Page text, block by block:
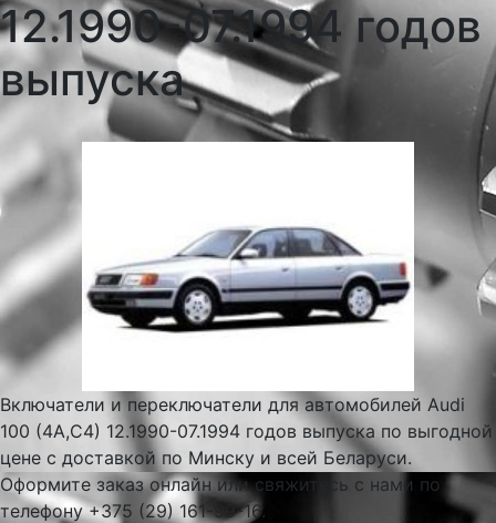
12.1990-07.1994 годов
выпуска
Включатели и переключатели для автомобилей Audi
100 (4A,C4) 12.1990-07.1994 годов выпуска по выгодной
цене с доставкой по Минску и всей Беларуси.
Оформите заказ онлайн или свяжитесь с нами по
телефону +375 (29) 161-99-16.